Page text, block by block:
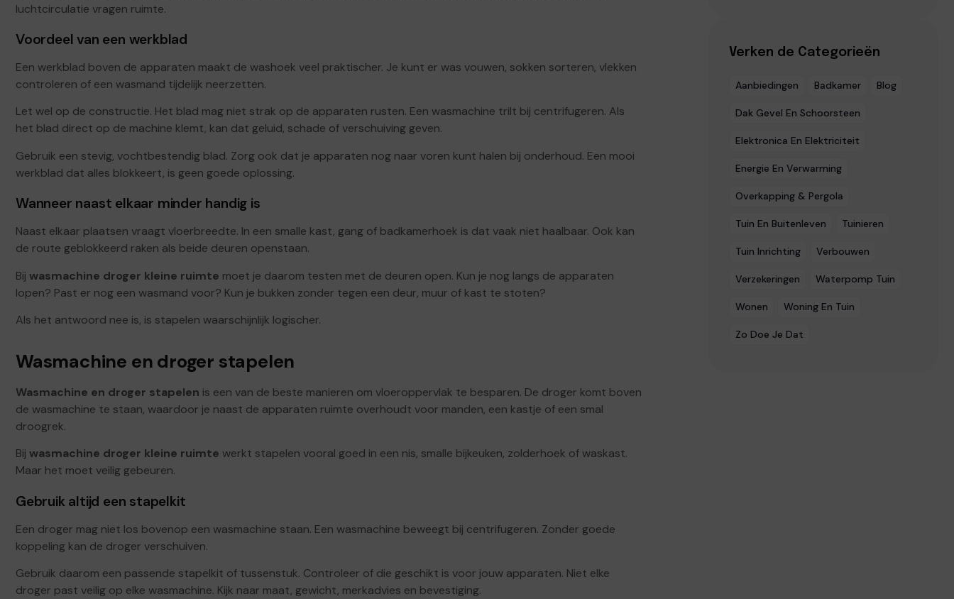
luchtcirculatie vragen ruimte.
Voordeel van een werkblad
Een werkblad boven de apparaten maakt de washoek veel praktischer. Je kunt er was vouwen, sokken sorteren, vlekken
controleren of een wasmand tijdelijk neerzetten.
Let wel op de constructie. Het blad mag niet strak op de apparaten rusten. Een wasmachine trilt bij centrifugeren. Als
het blad direct op de machine klemt, kan dat geluid, schade of verschuiving geven.
Gebruik een stevig, vochtbestendig blad. Zorg ook dat je apparaten nog naar voren kunt halen bij onderhoud. Een mooi
werkblad dat alles blokkeert, is geen goede oplossing.
Wanneer naast elkaar minder handig is
Naast elkaar plaatsen vraagt vloerbreedte. In een smalle kast, gang of badkamerhoek is dat vaak niet haalbaar. Ook kan
de route geblokkeerd raken als beide deuren openstaan.
Bij wasmachine droger kleine ruimte moet je daarom testen met de deuren open. Kun je nog langs de apparaten
lopen? Past er nog een wasmand voor? Kun je bukken zonder tegen een deur, muur of kast te stoten?
Als het antwoord nee is, is stapelen waarschijnlijk logischer.
Wasmachine en droger stapelen
Wasmachine en droger stapelen is een van de beste manieren om vloeroppervlak te besparen. De droger komt boven
de wasmachine te staan, waardoor je naast de apparaten ruimte overhoudt voor manden, een kastje of een smal
droogrek.
Bij wasmachine droger kleine ruimte werkt stapelen vooral goed in een nis, smalle bijkeuken, zolderhoek of waskast.
Maar het moet veilig gebeuren.
Gebruik altijd een stapelkit
Een droger mag niet los bovenop een wasmachine staan. Een wasmachine beweegt bij centrifugeren. Zonder goede
koppeling kan de droger verschuiven.
Gebruik daarom een passende stapelkit of tussenstuk. Controleer of die geschikt is voor jouw apparaten. Niet elke
droger past veilig op elke wasmachine. Kijk naar maat, gewicht, merkadvies en bevestiging.
Verken de Categorieën
Aanbiedingen Badkamer Blog
Dak Gevel En Schoorsteen
Elektronica En Elektriciteit
Energie En Verwarming
Overkapping & Pergola
Tuin En Buitenleven Tuinieren
Tuin Inrichting Verbouwen
Verzekeringen Waterpomp Tuin
Wonen Woning En Tuin
Zo Doe Je Dat